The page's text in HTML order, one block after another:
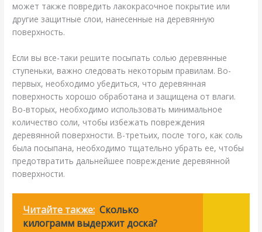
может также повредить лакокрасочное покрытие или
другие защитные слои, нанесенные на деревянную
поверхность.
Если вы все-таки решите посыпать солью деревянные
ступеньки, важно следовать некоторым правилам. Во-
первых, необходимо убедиться, что деревянная
поверхность хорошо обработана и защищена от влаги.
Во-вторых, необходимо использовать минимальное
количество соли, чтобы избежать повреждения
деревянной поверхности. В-третьих, после того, как соль
была посыпана, необходимо тщательно убрать ее, чтобы
предотвратить дальнейшее повреждение деревянной
поверхности.
Читайте также: Сколько
килограмм выдержит доска?